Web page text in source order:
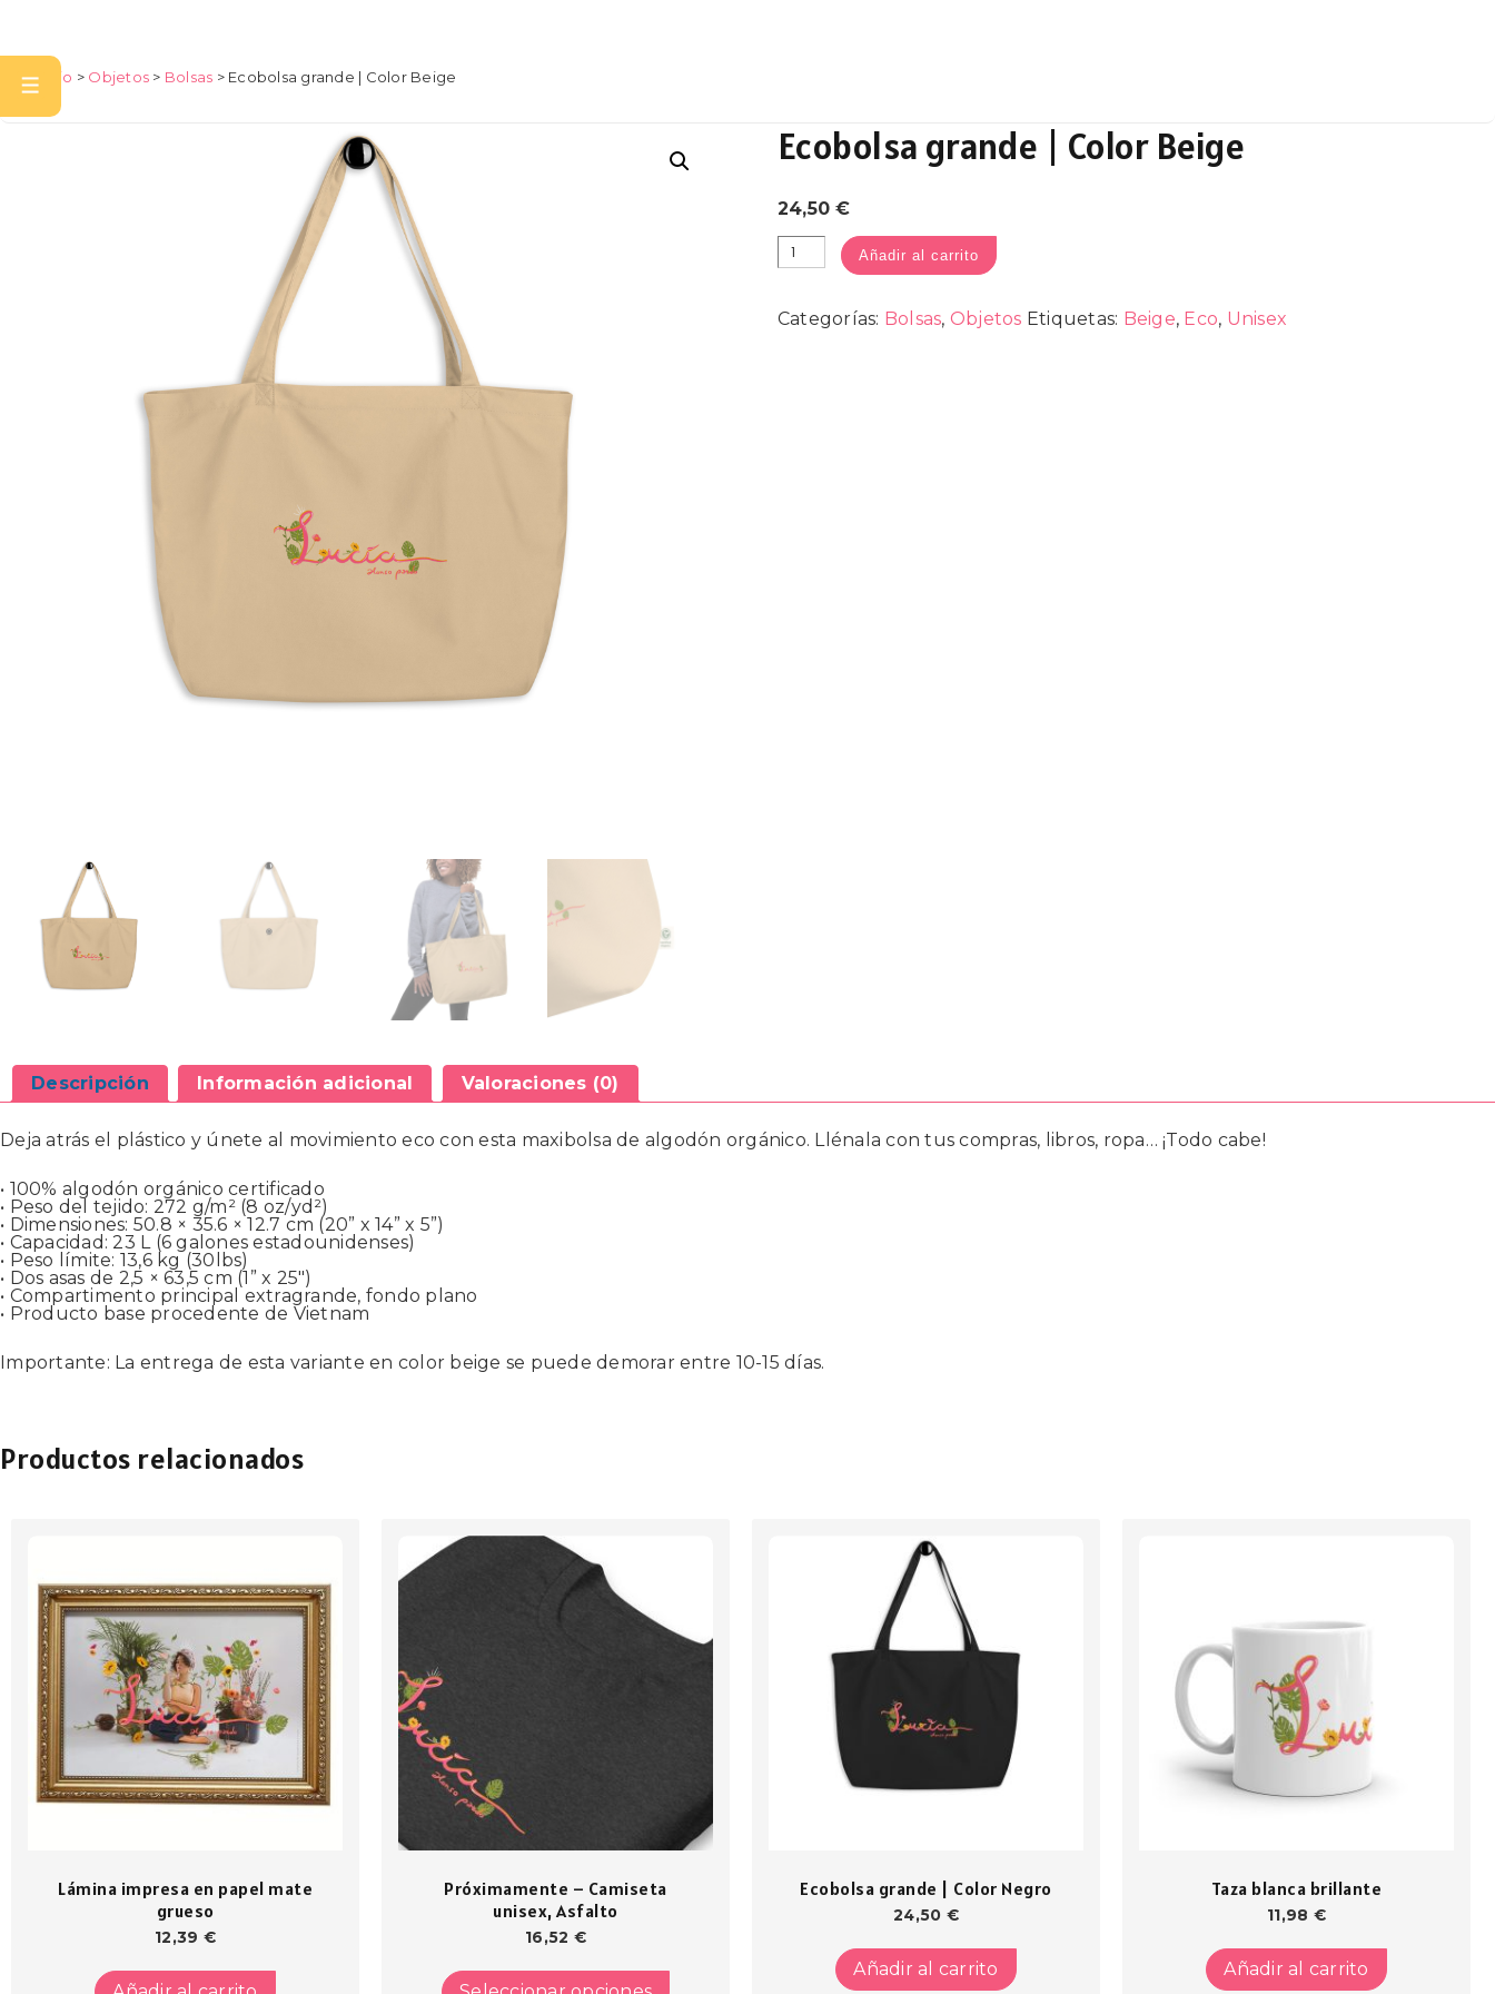
contenido
principal
Navegación
principal
MENÚ
Inicio > Objetos > Bolsas > Ecobolsa grande | Color Beige
Ecobolsa grande | Color Beige
24,50€
Ecobolsa
grande
|
cantidad
Añadir al carrito
Categorías: Bolsas, Objetos Etiquetas: Beige, Eco, Unisex
Descripción Información adicional Valoraciones (0)
Deja atrás el plástico y únete al movimiento eco con esta maxibolsa de algodón orgánico. Llénala con tus compras, libros, ropa… ¡Todo cabe!
• 100% algodón orgánico certificado
• Peso del tejido: 272 g/m² (8 oz/yd²)
• Dimensiones: 50.8 × 35.6 × 12.7 cm (20” x 14” x 5”)
• Capacidad: 23 L (6 galones estadounidenses)
• Peso límite: 13,6 kg (30lbs)
• Dos asas de 2,5 × 63,5 cm (1” x 25″)
• Compartimento principal extragrande, fondo plano
• Producto base procedente de Vietnam
Importante: La entrega de esta variante en color beige se puede demorar entre 10-15 días.
Productos relacionados
Lámina impresa en papel mate
grueso
12,39 €
Próximamente – Camiseta
unisex, Asfalto
16,52 €
producto
Ecobolsa grande | Color Negro
24,50 €
Añadir al carrito
Taza blanca brillante
11,98 €
Añadir al carrito